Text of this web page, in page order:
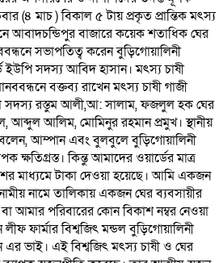
(৪ মাচ ) বিকাল ৫ টায় প্রকৃত প্রান্তিক মৎস্য
আবাদচন্ডিপুর বাজারে কয়েক শতাধিক ঘের
সভাপতিত্ব করেন বুড়িগোয়ালিনী
ইউপি সদস্য আবিদ হাসান। মৎস্য চাষী
বক্তব্য রাখেন মৎস্য চাষী গাজী
সদস্য রস্তুম আলী,আ: সালাম, ফজলুল হক ঘের
আব্দুল আলিম, মোমিনুর রহমান প্রমুখ। স্থানীয়
আম্পান এবং বুলবুলে বুড়িগোয়ালিনী
ক্ষতিগ্রস্ত। কিন্তু আমাদের ওয়ার্ডের মাত্র
মাধ্যমে টাকা দেওয়া হয়েছে। আমি একজন
নামে তালিকায় একজন ঘের ব্যবসায়ীর
আমার পরিবারের কোন বিকাশ নম্বর নেওয়া
ফার্মার বিশ্বজিৎ মন্ডল বুড়িগোয়ালিনী
এর ভাই। এই বিশ্বজিৎ মৎস্য চাষী ও ঘের